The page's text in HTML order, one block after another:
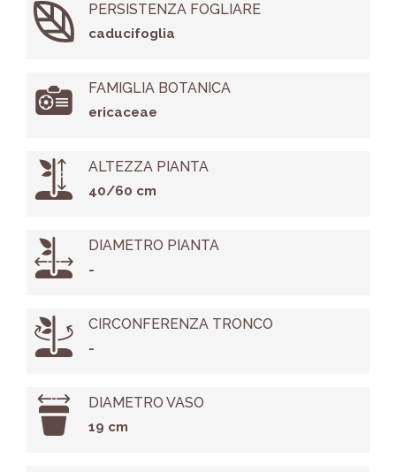
PERSISTENZA FOGLIARE
caducifoglia
FAMIGLIA BOTANICA
ericaceae
ALTEZZA PIANTA
40/60 cm
DIAMETRO PIANTA
-
CIRCONFERENZA TRONCO
-
DIAMETRO VASO
19 cm